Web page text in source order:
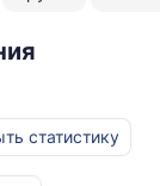
статистику